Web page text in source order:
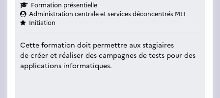
Formation présentielle
Administration centrale et services déconcentrés MEF
Initiation
Cette formation doit permettre aux stagiaires
de créer et réaliser des campagnes de tests pour des
applications informatiques.